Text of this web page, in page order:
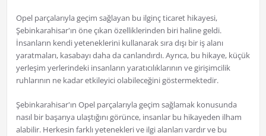
Opel parçalarıyla geçim sağlayan bu ilginç ticaret hikayesi,
Şebinkarahisar'ın öne çıkan özelliklerinden biri haline geldi.
İnsanların kendi yeteneklerini kullanarak sıra dışı bir iş alanı
yaratmaları, kasabayı daha da canlandırdı. Ayrıca, bu hikaye, küçük
yerleşim yerlerindeki insanların yaratıcılıklarının ve girişimcilik
ruhlarının ne kadar etkileyici olabileceğini göstermektedir.
Şebinkarahisar'ın Opel parçalarıyla geçim sağlamak konusunda
nasıl bir başarıya ulaştığını görünce, insanlar bu hikayeden ilham
alabilir. Herkesin farklı yetenekleri ve ilgi alanları vardır ve bu